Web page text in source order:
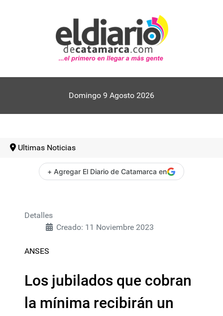
Domingo 9 Agosto 2026
Ultimas Noticias
+ Agregar El Diario de Catamarca en
Detalles
Creado: 11 Noviembre 2023
ANSES
Los jubilados que cobran
la mínima recibirán un